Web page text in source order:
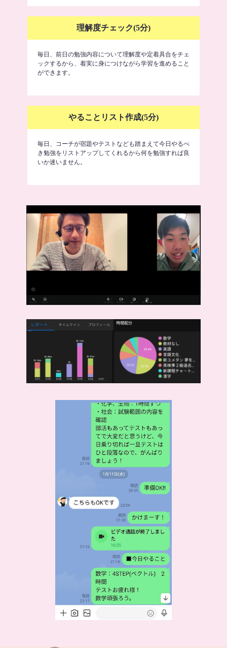
理解度チェック(5分)
毎日、前日の勉強内容について理解度や定着具合をチェ
ックするから、着実に身につけながら学習を進めること
ができます。
やることリスト作成(5分)
毎日、コーチが宿題やテストなども踏まえて今日やるべ
き勉強をリストアップしてくれるから何を勉強すれば良
いか迷いません。